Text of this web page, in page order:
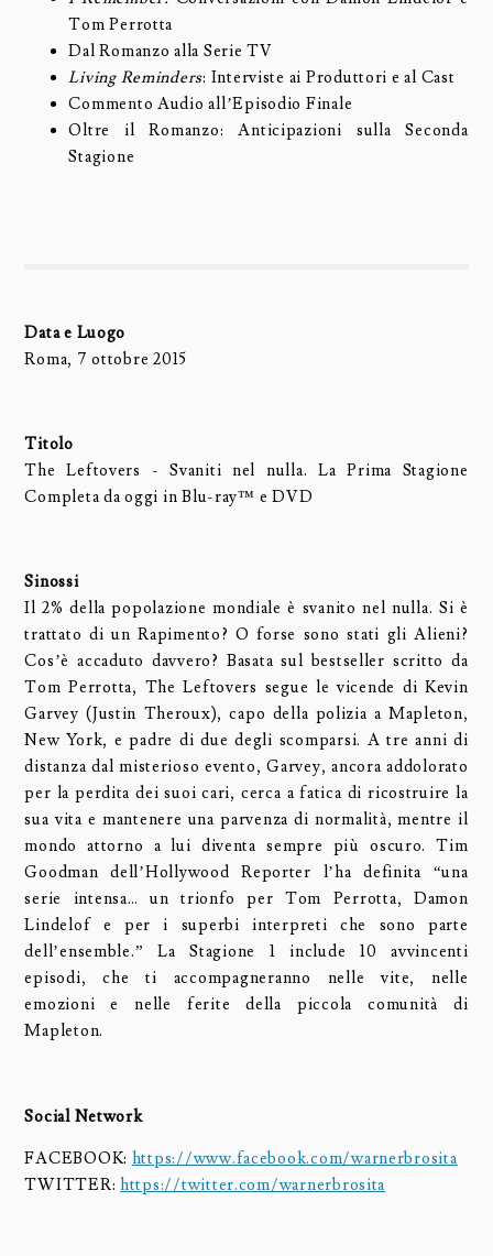
Tom Perrotta
Dal Romanzo alla Serie TV
Living Reminders: Interviste ai Produttori e al Cast
Commento Audio all’Episodio Finale
Oltre il Romanzo: Anticipazioni sulla Seconda
Stagione
Data e Luogo
Roma, 7 ottobre 2015
Titolo
The Leftovers - Svaniti nel nulla. La Prima Stagione
Completa da oggi in Blu-ray™ e DVD
Sinossi
Il 2% della popolazione mondiale è svanito nel nulla. Si è
trattato di un Rapimento? O forse sono stati gli Alieni?
Cos’è accaduto davvero? Basata sul bestseller scritto da
Tom Perrotta, The Leftovers segue le vicende di Kevin
Garvey (Justin Theroux), capo della polizia a Mapleton,
New York, e padre di due degli scomparsi. A tre anni di
distanza dal misterioso evento, Garvey, ancora addolorato
per la perdita dei suoi cari, cerca a fatica di ricostruire la
sua vita e mantenere una parvenza di normalità, mentre il
mondo attorno a lui diventa sempre più oscuro. Tim
Goodman dell’Hollywood Reporter l’ha definita “una
serie intensa… un trionfo per Tom Perrotta, Damon
Lindelof e per i superbi interpreti che sono parte
dell’ensemble.” La Stagione 1 include 10 avvincenti
episodi, che ti accompagneranno nelle vite, nelle
emozioni e nelle ferite della piccola comunità di
Mapleton.
Social Network
FACEBOOK: https://www.facebook.com/warnerbrosita
TWITTER:https://twitter.com/warnerbrosita